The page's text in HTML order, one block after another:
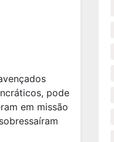
pode
em missão